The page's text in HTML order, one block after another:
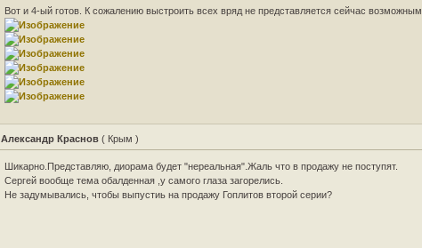
Вот и 4-ый готов. К сожалению выстроить всех вряд не представляется сейчас возможным.
Александр Краснов ( Крым )
Шикарно.Представляю, диорама будет "нереальная".Жаль что в продажу не поступят.
Сергей вообще тема обалденная ,у самого глаза загорелись.
Не задумывались, чтобы выпустиь на продажу Гоплитов второй серии?